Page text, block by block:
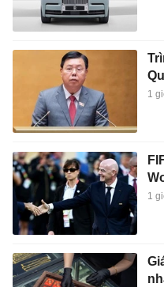
1
1